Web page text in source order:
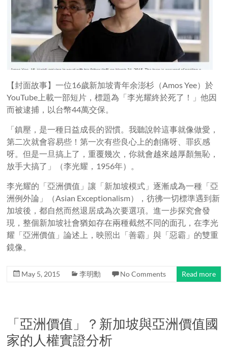
【封面故事】一位16歲新加坡青年余澎杉（Amos Yee）於
YouTube上載一部短片，標題為「李光耀終於死了！」他因
而被逮捕，以台幣44萬交保。
「鎮壓，是一種日益成長的習慣。我聽說幹這事就像做愛，
第二次就會容易些！第一次有些良心上的創痛呀、罪疚感
呀。但是一旦搞上了，重覆幾次，你就會越來越厚顏無恥，
放手大搞了」（李光耀，1956年）。
李光耀的「亞洲價值」讓「新加坡模式」逐漸成為一種「亞
洲例外論」（Asian Exceptionalism），彷彿一切標準遇到新
加坡後，都自然而然退居成為次要選項。進一步探究會發
現，整個新加坡社會猶如存在兩種截然不同的面孔，在李光
耀「亞洲價值」論述上，映照出「善霸」與「惡霸」的雙重
鏡像。
May 5, 2015 李明勳 No Comments Read more
「亞洲價值」？新加坡與亞洲價值國
家的人權實證分析